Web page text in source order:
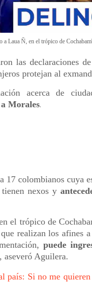
Laua Ñ, en el trópico de
las declaraciones
protejan al
acerca de
Morales.
17 colombianos cuya
tienen nexos y
el trópico de
realizan los afines
puede
aseveró Aguilera.
país: Si no me